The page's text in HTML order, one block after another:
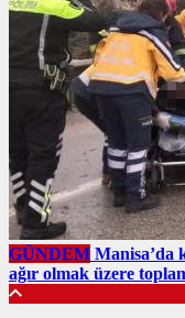
GÜNDEM Manisa’da
ağır olmak üzere